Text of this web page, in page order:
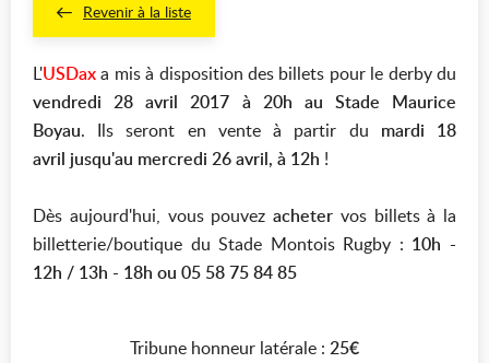
Revenir à la liste
L'USDaxa mis à disposition des billets pour le derby du
vendredi 28 avril 2017 à 20h au Stade Maurice
Boyau. Ils seront en vente à partir du mardi 18
avril jusqu'au mercredi 26 avril, à 12h !
Dès aujourd'hui, vous pouvez acheter vos billets à la
billetterie/boutique du Stade Montois Rugby : 10h -
12h / 13h - 18h ou 05 58 75 84 85
Tribune honneur latérale : 25€